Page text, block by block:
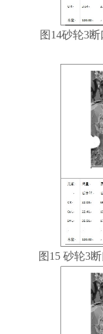
图14砂轮3
图15 砂轮3